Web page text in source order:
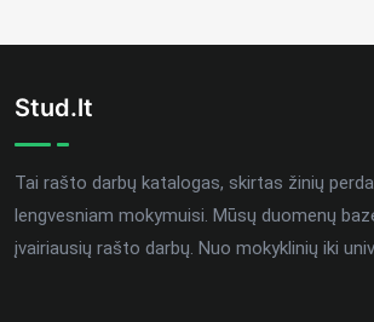
Stud.lt
Tai rašto darbų katalogas, skirtas žinių
lengvesniam mokymuisi. Mūsų duomenų
įvairiausių rašto darbų. Nuo mokyklinių iki